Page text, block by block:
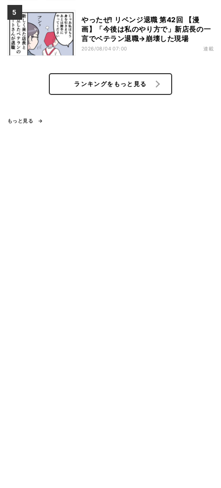
やったぜ! リベンジ退職 第42回 【漫
画】「今後は私のやり方で」新店長の一
言でベテラン退職→崩壊した現場
2026/08/04 07:00 連載
ランキングをもっと見る
もっと見る